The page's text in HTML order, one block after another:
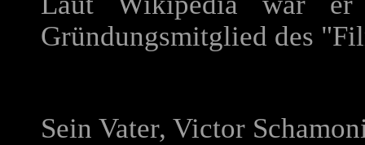
Gründungsmitglied des
Sein Vater, Victor